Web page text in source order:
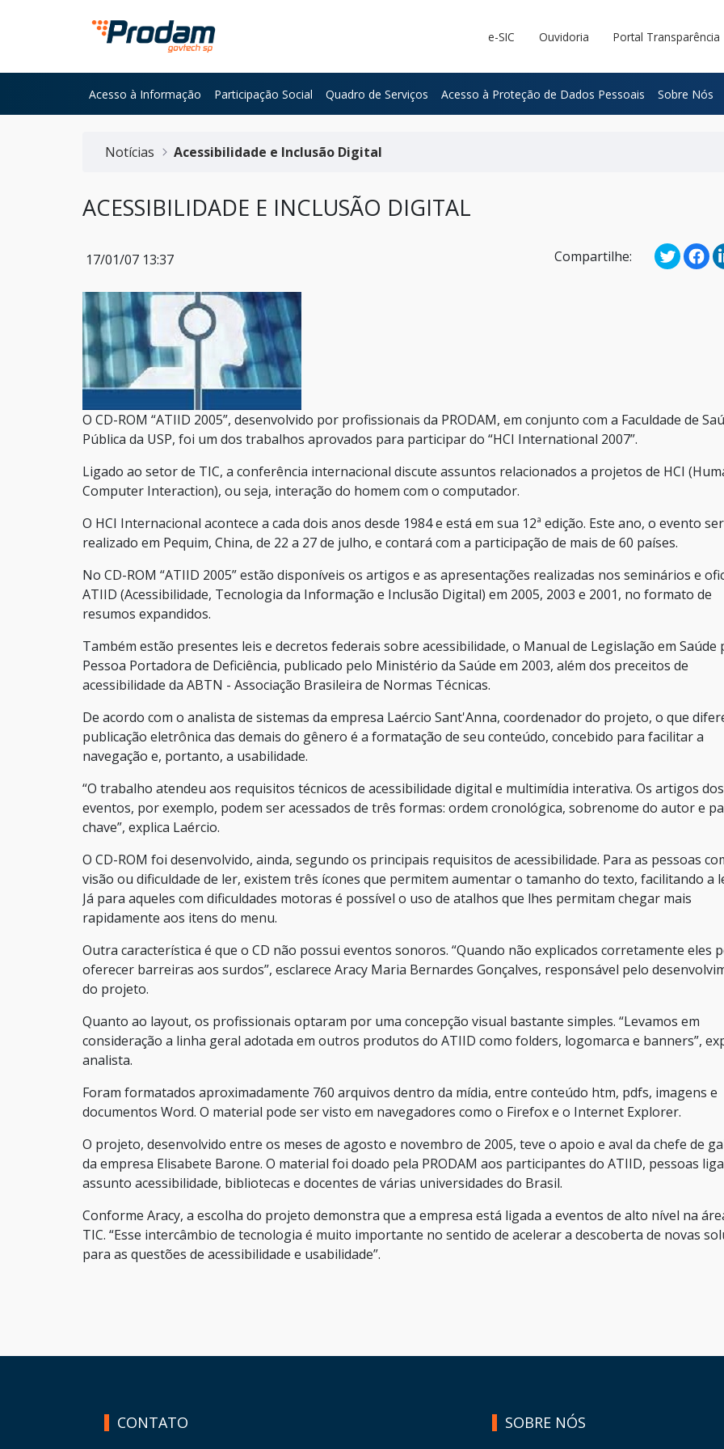
Pular para o Conteúdo principal
e-SIC Ouvidoria Portal Transparência
Acesso à Informação Participação Social Quadro de Serviços Acesso à Proteção de Dados Pessoais Sobre Nós
Notícias
Acessibilidade e Inclusão Digital
ACESSIBILIDADE E INCLUSÃO DIGITAL
17/01/07 13:37 Compartilhe:
O CD-ROM “ATIID 2005”, desenvolvido por profissionais da PRODAM, em conjunto com a Faculdade de
Pública da USP, foi um dos trabalhos aprovados para participar do “HCI International 2007”.
Ligado ao setor de TIC, a conferência internacional discute assuntos relacionados a projetos de HCI
Computer Interaction), ou seja, interação do homem com o computador.
O HCI Internacional acontece a cada dois anos desde 1984 e está em sua 12ª edição. Este ano, o evento
realizado em Pequim, China, de 22 a 27 de julho, e contará com a participação de mais de 60 países.
No CD-ROM “ATIID 2005” estão disponíveis os artigos e as apresentações realizadas nos seminários e
ATIID (Acessibilidade, Tecnologia da Informação e Inclusão Digital) em 2005, 2003 e 2001, no formato de
resumos expandidos.
Também estão presentes leis e decretos federais sobre acessibilidade, o Manual de Legislação em Saúde
Pessoa Portadora de Deficiência, publicado pelo Ministério da Saúde em 2003, além dos preceitos de
acessibilidade da ABTN - Associação Brasileira de Normas Técnicas.
De acordo com o analista de sistemas da empresa Laércio Sant'Anna, coordenador do projeto, o que
publicação eletrônica das demais do gênero é a formatação de seu conteúdo, concebido para facilitar a
navegação e, portanto, a usabilidade.
“O trabalho atendeu aos requisitos técnicos de acessibilidade digital e multimídia interativa. Os artigos dos
eventos, por exemplo, podem ser acessados de três formas: ordem cronológica, sobrenome do autor e
chave”, explica Laércio.
O CD-ROM foi desenvolvido, ainda, segundo os principais requisitos de acessibilidade. Para as pessoas
visão ou dificuldade de ler, existem três ícones que permitem aumentar o tamanho do texto, facilitando a
Já para aqueles com dificuldades motoras é possível o uso de atalhos que lhes permitam chegar mais
rapidamente aos itens do menu.
Outra característica é que o CD não possui eventos sonoros. “Quando não explicados corretamente eles
oferecer barreiras aos surdos”, esclarece Aracy Maria Bernardes Gonçalves, responsável pelo
do projeto.
Quanto ao layout, os profissionais optaram por uma concepção visual bastante simples. “Levamos em
consideração a linha geral adotada em outros produtos do ATIID como folders, logomarca e banners”,
analista.
Foram formatados aproximadamente 760 arquivos dentro da mídia, entre conteúdo htm, pdfs, imagens e
documentos Word. O material pode ser visto em navegadores como o Firefox e o Internet Explorer.
O projeto, desenvolvido entre os meses de agosto e novembro de 2005, teve o apoio e aval da chefe de
da empresa Elisabete Barone. O material foi doado pela PRODAM aos participantes do ATIID, pessoas
assunto acessibilidade, bibliotecas e docentes de várias universidades do Brasil.
Conforme Aracy, a escolha do projeto demonstra que a empresa está ligada a eventos de alto nível na
TIC. “Esse intercâmbio de tecnologia é muito importante no sentido de acelerar a descoberta de novas
para as questões de acessibilidade e usabilidade”.
CONTATO SOBRE NÓS